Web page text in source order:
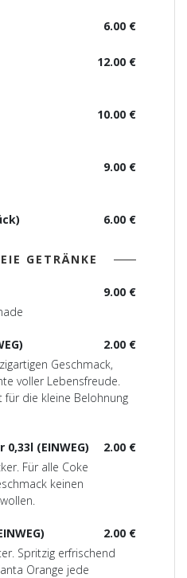
6.00 €
12.00 €
10.00 €
9.00 €
6.00 €
GETRÄNKE
9.00 €
2.00 €
Geschmack,
voller Lebensfreude.
für die kleine Belohnung
2.00 €
(EINWEG)
Für alle Coke
keinen
2.00 €
Spritzig erfrischend
Orange jede